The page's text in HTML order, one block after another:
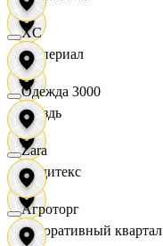
Империал
Гроздь
Индитекс
Декоративный квартал
XC
Одежда 3000
Zara
Агроторг